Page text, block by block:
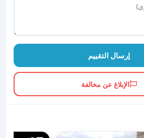
إرسال التقييم
الإبلاغ عن مخالفة